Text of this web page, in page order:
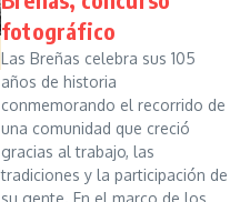
fotográfico
Las Breñas celebra sus 105
años de historia
conmemorando el recorrido de
una comunidad que creció
gracias al trabajo, las
tradiciones y la participación de
su gente. En el marco de los